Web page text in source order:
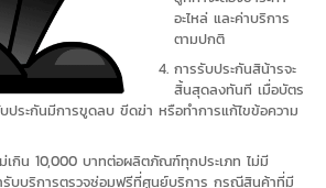
อะไหล่ และค่าบริการ
ตามปกติ
การรับประกันสิน้ารจะ
สิ้นสุดลงทันที เมื่อบัตร
ระกันมีการขูดลบ ขีดฆ่า หรือทำการแก้ไขข้อความ
เกิน 10,000 บาทต่อผลิตภัณฑ์ทุกประเภท ไม่มี
รับบริการตรวจซ่อมฟรีที่ศูนย์บริการ กรณีสินค้าที่มี